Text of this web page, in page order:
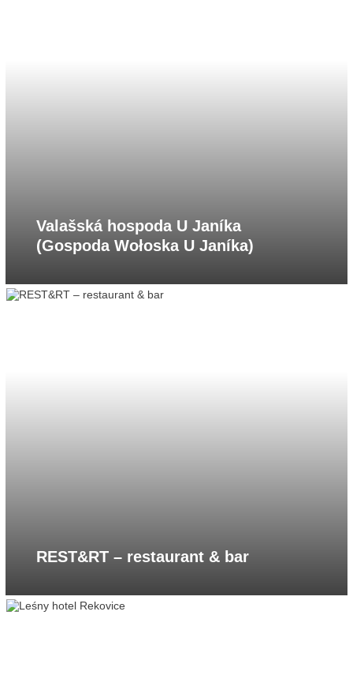
Valašská hospoda U Janíka
(Gospoda Wołoska U Janíka)
REST&RT – restaurant & bar